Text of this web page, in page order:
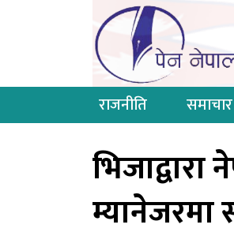
राजनीति समाचार
म्यानेजरमा